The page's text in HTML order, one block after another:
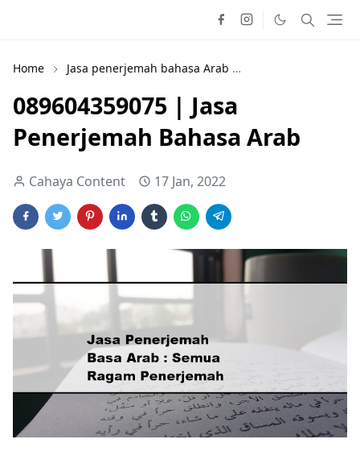
Home Jasa penerjemah bahasa Arab
089604359075 | Jasa
Penerjemah Bahasa Arab
Cahaya Content 17 Jan, 2022